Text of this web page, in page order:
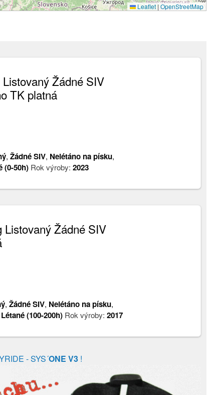
Leaflet| OpenStreetMap
Žádné SIV
TK platná
, Žádné SIV, Nelétáno na písku,
(0-50h)Rok výroby: 2023
Listovaný Žádné SIV
, Žádné SIV, Nelétáno na písku,
Létané (100-200h)Rok výroby: 2017
- SYS´ONE V3 !